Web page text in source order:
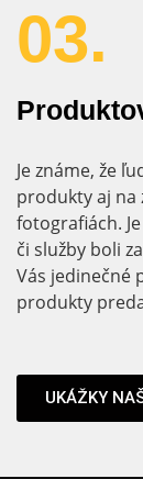
03.
Je známe, že
produkty aj na
fotografiách.
či služby boli
Vás jedinečné
produkty
UKÁŽKY